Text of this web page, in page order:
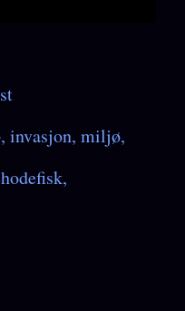
invasjon miljø